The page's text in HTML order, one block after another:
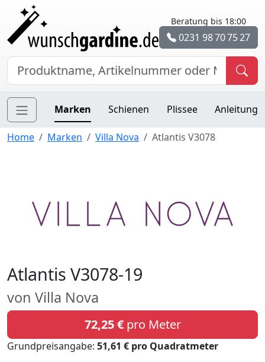
Beratung bis 18:00
0231 98 70 75 27
Marken Schienen Plissee Anleitung
Home Marken Villa Nova Atlantis V3078
Atlantis V3078-19
von Villa Nova
72,25 €pro Meter
Grundpreisangabe: 51,61 € pro Quadratmeter